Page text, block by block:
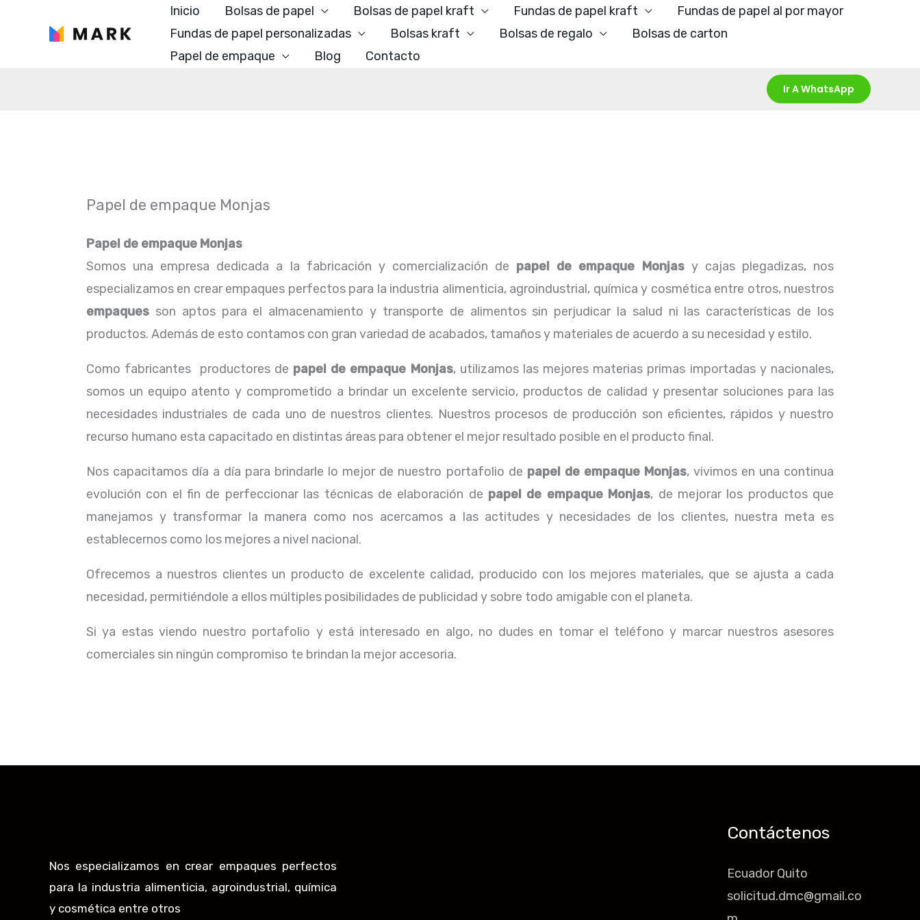
Inicio Bolsas de papel Bolsas de papel kraft Fundas de papel kraft
Fundas de papel al por mayor
Fundas de papel personalizadas
Bolsas kraft Bolsas de regalo
Bolsas de carton
Papel de empaque
Blog Contacto
Ir A WhatsApp
Papel de empaque Monjas
Papel de empaque Monjas
Somos una empresa dedicada a la fabricación y comercialización de papel de empaque Monjasy cajas plegadizas, nos
especializamos en crear empaques perfectos para la industria alimenticia, agroindustrial, química y cosmética entre otros, nuestros
empaques son aptos para el almacenamiento y transporte de alimentos sin perjudicar la salud ni las características de los
productos. Además de esto contamos con gran variedad de acabados, tamaños y materiales de acuerdo a su necesidad y estilo.
Como fabricantes productores de papel de empaque Monjas, utilizamos las mejores materias primas importadas y nacionales,
somos un equipo atento y comprometido a brindar un excelente servicio, productos de calidad y presentar soluciones para las
necesidades industriales de cada uno de nuestros clientes. Nuestros procesos de producción son eficientes, rápidos y nuestro
recurso humano esta capacitado en distintas áreas para obtener el mejor resultado posible en el producto final.
Nos capacitamos día a día para brindarle lo mejor de nuestro portafolio de papel de empaque Monjas, vivimos en una continua
evolución con el fin de perfeccionar las técnicas de elaboración de papel de empaque Monjas, de mejorar los productos que
manejamos y transformar la manera como nos acercamos a las actitudes y necesidades de los clientes, nuestra meta es
establecernos como los mejores a nivel nacional.
Ofrecemos a nuestros clientes un producto de excelente calidad, producido con los mejores materiales, que se ajusta a cada
necesidad, permitiéndole a ellos múltiples posibilidades de publicidad y sobre todo amigable con el planeta.
Si ya estas viendo nuestro portafolio y está interesado en algo, no dudes en tomar el teléfono y marcar nuestros asesores
comerciales sin ningún compromiso te brindan la mejor accesoria.
Nos especializamos en crear empaques perfectos
para la industria alimenticia, agroindustrial, química
y cosmética entre otros
Contáctenos
Ecuador Quito
solicitud.dmc@gmail.co